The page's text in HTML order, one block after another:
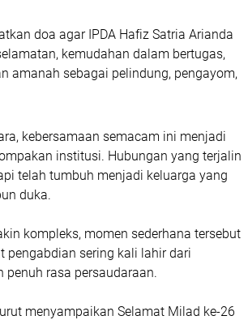
doa agar IPDA Hafiz Satria Arianda
kemudahan dalam bertugas,
amanah sebagai pelindung, pengayom,
kebersamaan semacam ini menjadi
institusi. Hubungan yang terjalin
telah tumbuh menjadi keluarga yang
duka.
kompleks, momen sederhana tersebut
pengabdian sering kali lahir dari
rasa persaudaraan.
menyampaikan Selamat Milad ke-26